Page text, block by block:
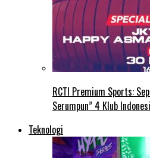
RCTI Premium Sports:
Serumpun” 4 Klub
Teknologi